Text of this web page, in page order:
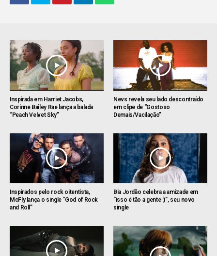
Inspirada em Harriet Jacobs,
Corinne Bailey Rae lança a balada
“Peach Velvet Sky”
Nevs revela seu lado descontraído
em clipe de “Gostoso
Demais/Vacilação”
Inspirados pelo rock oitentista,
McFly lança o single “God of Rock
and Roll”
Bia Jordão celebra a amizade em
“isso é tão a gente :)”, seu novo
single